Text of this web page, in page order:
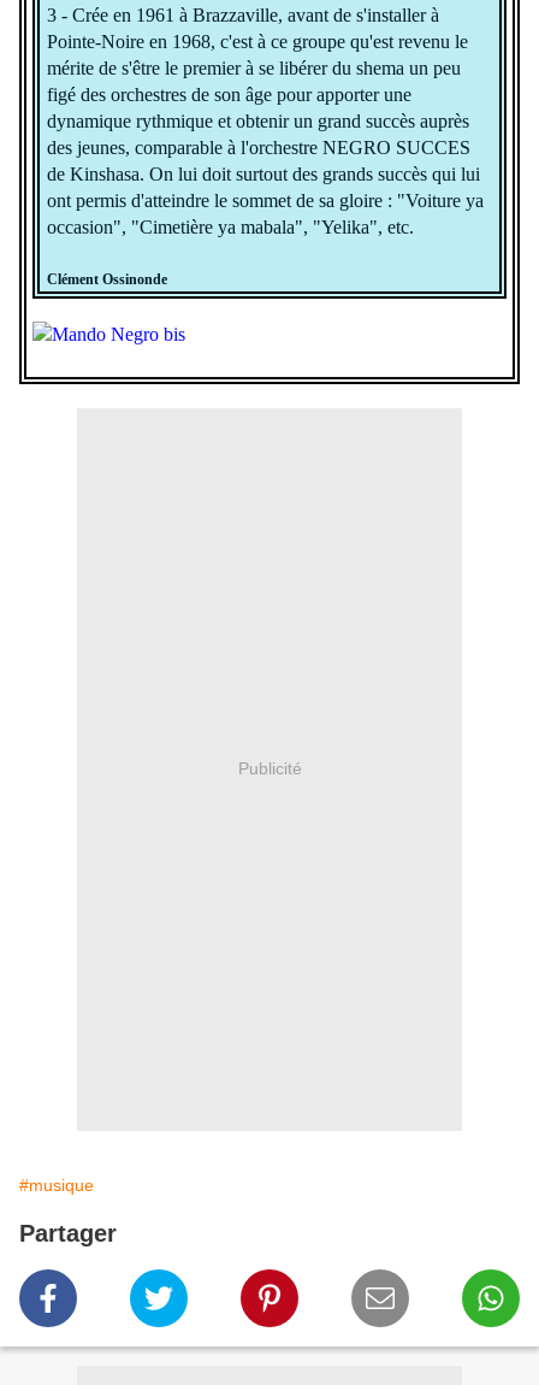
3 - Crée en 1961 à Brazzaville, avant de s'installer à
Pointe-Noire en 1968, c'est à ce groupe qu'est revenu le
mérite de s'être le premier à se libérer du shema un peu
figé des orchestres de son âge pour apporter une
dynamique rythmique et obtenir un grand succès auprès
des jeunes, comparable à l'orchestre NEGRO SUCCES
de Kinshasa. On lui doit surtout des grands succès qui lui
ont permis d'atteindre le sommet de sa gloire : "Voiture ya
occasion", "Cimetière ya mabala", "Yelika", etc.
Clément Ossinonde
Publicité
#musique
Partager